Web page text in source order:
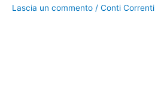
Lascia un commento / Conti Correnti